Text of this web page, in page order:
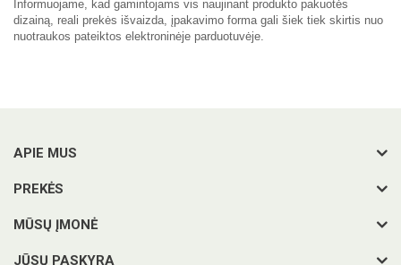
Informuojame, kad gamintojams vis naujinant produkto pakuotės
dizainą, reali prekės išvaizda, įpakavimo forma gali šiek tiek skirtis nuo
nuotraukos pateiktos elektroninėje parduotuvėje.
APIE MUS
PREKĖS
MŪSŲ ĮMONĖ
JŪSŲ PASKYRA